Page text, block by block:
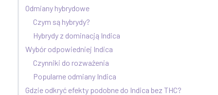
Odmiany hybrydowe
Czym są hybrydy?
Hybrydy z dominacją Indica
Wybór odpowiedniej Indica
Czynniki do rozważenia
Popularne odmiany Indica
Gdzie odkryć efekty podobne do Indica bez THC?